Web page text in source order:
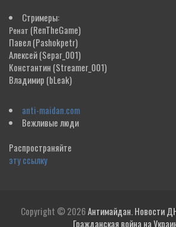
Стримеры:
Ренат (RenTheGame)
Павел(Pashokpetr)
Алексей(Separ_001)
Константин (Streamer_001)
Владимир (bLeak)
anti-maidan.com
Вежливые люди
Распространяйте
эту ссылку
Copyright © 2026Антимайдан. Новости
Гражданская война на